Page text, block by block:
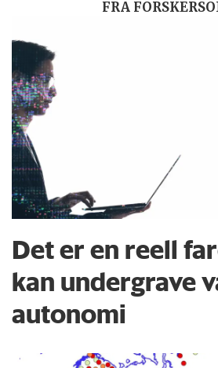
FRA
Det er en reell
kan undergrave
autonomi